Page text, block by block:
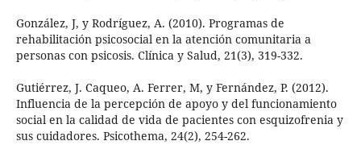
González, J, y Rodríguez, A. (2010). Programas de
rehabilitación psicosocial en la atención comunitaria a
personas con psicosis. Clínica y Salud, 21(3), 319-332.
Gutiérrez, J. Caqueo, A. Ferrer, M, y Fernández, P. (2012).
Influencia de la percepción de apoyo y del funcionamiento
social en la calidad de vida de pacientes con esquizofrenia y
sus cuidadores. Psicothema, 24(2), 254-262.